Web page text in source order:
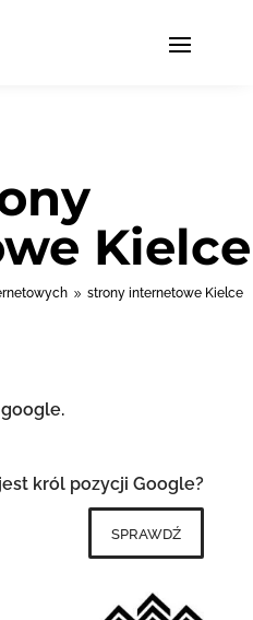
Kielce
9 strony internetowe Kielce
król pozycji Google?
sprawdź